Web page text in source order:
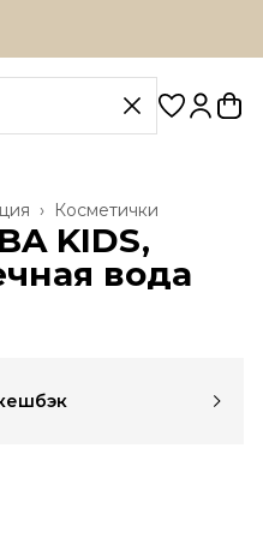
Косметички
›
KIDS,
вода